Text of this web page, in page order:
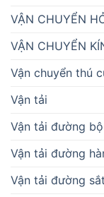
VẬN CHUYỂN
VẬN CHUYỂN
Vận chuyển thú
Vận tải
Vận tải đường bộ
Vận tải đường
Vận tải đường sắt